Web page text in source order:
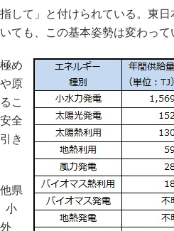
して」と付けられている。東日
ても、この基本姿勢は変わって
め
原
こ
全
き
県
小